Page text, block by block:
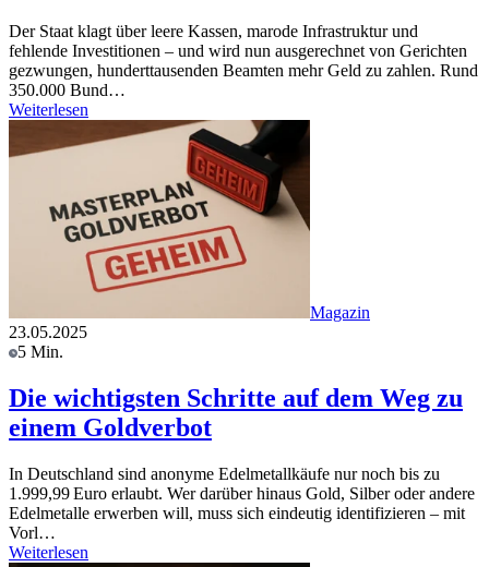
Der Staat klagt über leere Kassen, marode Infrastruktur und
fehlende Investitionen – und wird nun ausgerechnet von Gerichten
gezwungen, hunderttausenden Beamten mehr Geld zu zahlen. Rund
350.000 Bund…
Weiterlesen
Magazin
23.05.2025
5 Min.
Die wichtigsten Schritte auf dem Weg zu
einem Goldverbot
In Deutschland sind anonyme Edelmetallkäufe nur noch bis zu
1.999,99 Euro erlaubt. Wer darüber hinaus Gold, Silber oder andere
Edelmetalle erwerben will, muss sich eindeutig identifizieren – mit
Vorl…
Weiterlesen